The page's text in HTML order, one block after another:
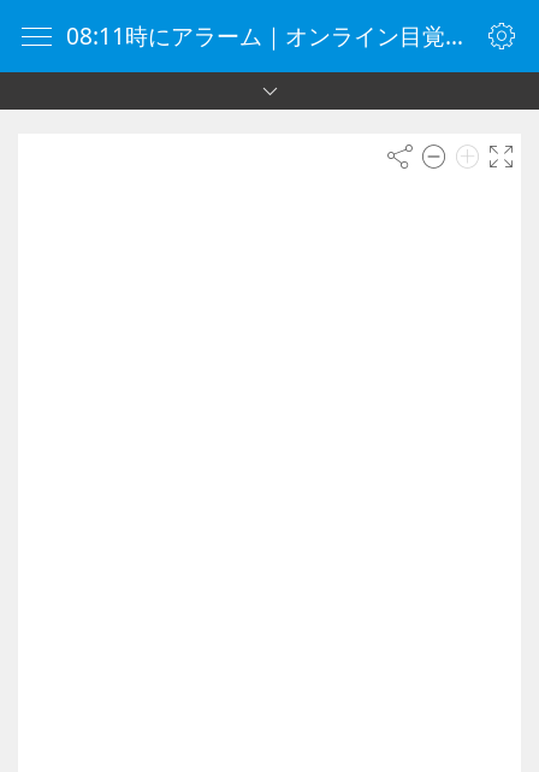
08:11時にアラーム｜オンライン目覚まし時計｜目覚まし時計